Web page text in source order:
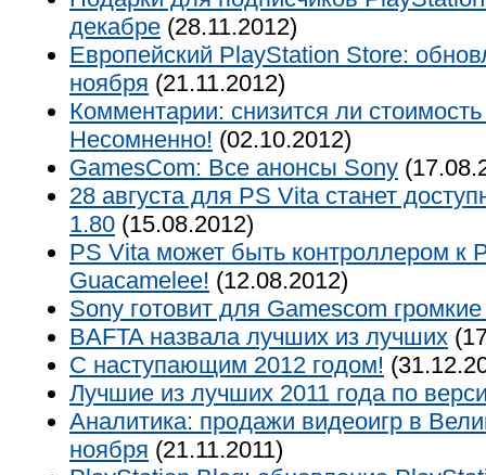
декабре (28.11.2012)
Европейский PlayStation Store:
ноября (21.11.2012)
Комментарии: снизится ли
Несомненно! (02.10.2012)
GamesCom: Все анонсы Sony
28 августа для PS Vita станет
1.80 (15.08.2012)
PS Vita может быть контроллером к
Guacamelee! (12.08.2012)
Sony готовит для Gamescom
BAFTA назвала лучших из лучших
С наступающим 2012 годом!
Лучшие из лучших 2011 года по
Аналитика: продажи видеоигр в
ноября (21.11.2011)